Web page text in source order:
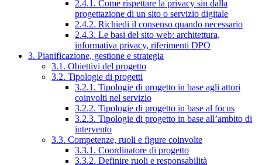
2.4.1. Come rispettare la privacy sin dalla
progettazione di un sito o servizio digitale
2.4.2. Richiedi il consenso quando necessario
2.4.3. Le basi del sito web: architettura,
informativa privacy, riferimenti DPO
3. Pianificazione, gestione e strategia
3.1. Obiettivi del progetto
3.2. Tipologie di progetti
3.2.1. Tipologie di progetto in base agli attori
coinvolti nel servizio
3.2.2. Tipologie di progetto in base al focus
3.2.3. Tipologie di progetto in base all’ambito di
intervento
3.3. Competenze, ruoli e figure coinvolte
3.3.1. Coordinatore di progetto
3.3.2. Definire ruoli e responsabilità